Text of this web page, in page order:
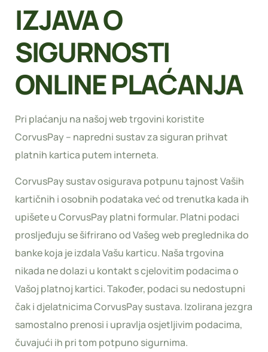
IZJAVA O
SIGURNOSTI
ONLINE PLAĆANJA
Pri plaćanju na našoj web trgovini koristite
CorvusPay – napredni sustav za siguran prihvat
platnih kartica putem interneta.
CorvusPay sustav osigurava potpunu tajnost Vaših
kartičnih i osobnih podataka već od trenutka kada ih
upišete u CorvusPay platni formular. Platni podaci
prosljeđuju se šifrirano od Vašeg web preglednika do
banke koja je izdala Vašu karticu. Naša trgovina
nikada ne dolazi u kontakt s cjelovitim podacima o
Vašoj platnoj kartici. Također, podaci su nedostupni
čak i djelatnicima CorvusPay sustava. Izolirana jezgra
samostalno prenosi i upravlja osjetljivim podacima,
čuvajući ih pri tom potpuno sigurnima.